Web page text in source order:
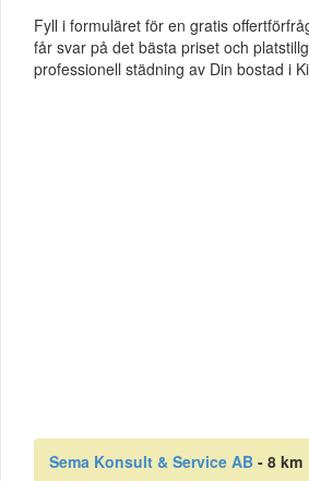
Fyll i formuläret för en gratis
får svar på det bästa priset och
professionell städning av Din bostad i
Sema Konsult & Service AB - 8 km